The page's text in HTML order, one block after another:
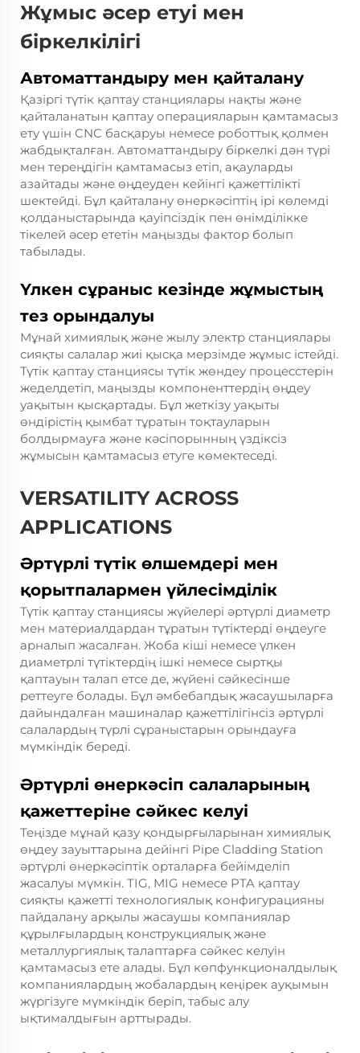
Жұмыс әсер етуі мен
біркелкілігі
Автоматтандыру мен қайталану
Қазіргі түтік қаптау станциялары нақты және
қайталанатын қаптау операцияларын қамтамасыз
ету үшін CNC басқаруы немесе роботтық қолмен
жабдықталған. Автоматтандыру біркелкі дән түрі
мен тереңдігін қамтамасыз етіп, ақауларды
азайтады және өңдеуден кейінгі қажеттілікті
шектейді. Бұл қайталану өнеркәсіптің ірі көлемді
қолданыстарында қауіпсіздік пен өнімділікке
тікелей әсер ететін маңызды фактор болып
табылады.
Үлкен сұраныс кезінде жұмыстың
тез орындалуы
Мұнай химиялық және жылу электр станциялары
сияқты салалар жиі қысқа мерзімде жұмыс істейді.
Түтік қаптау станциясы түтік жөндеу процесстерін
жеделдетіп, маңызды компоненттердің өңдеу
уақытын қысқартады. Бұл жеткізу уақыты
өндірістің қымбат тұратын тоқтауларын
болдырмауға және кәсіпорынның үздіксіз
жұмысын қамтамасыз етуге көмектеседі.
VERSATILITY ACROSS
APPLICATIONS
Әртүрлі түтік өлшемдері мен
қорытпалармен үйлесімділік
Түтік қаптау станциясы жүйелері әртүрлі диаметр
мен материалдардан тұратын түтіктерді өңдеуге
арналып жасалған. Жоба кіші немесе үлкен
диаметрлі түтіктердің ішкі немесе сыртқы
қаптауын талап етсе де, жүйені сәйкесінше
реттеуге болады. Бұл әмбебапдық жасаушыларға
дайындалған машиналар қажеттілігінсіз әртүрлі
салалардың түрлі сұраныстарын орындауға
мүмкіндік береді.
Әртүрлі өнеркәсіп салаларының
қажеттеріне сәйкес келуі
Теңізде мұнай қазу қондырғыларынан химиялық
өңдеу зауыттарына дейінгі Pipe Cladding Station
әртүрлі өнеркәсіптік орталарға бейімделіп
жасалуы мүмкін. TIG, MIG немесе PTA қаптау
сияқты қажетті технологиялық конфигурацияны
пайдалану арқылы жасаушы компаниялар
құрылғылардың конструкциялық және
металлургиялық талаптарға сәйкес келуін
қамтамасыз ете алады. Бұл көпфункционалдылық
компаниялардың жобалардың кеңірек ауқымын
жүргізуге мүмкіндік беріп, табыс алу
ықтималдығын арттырады.